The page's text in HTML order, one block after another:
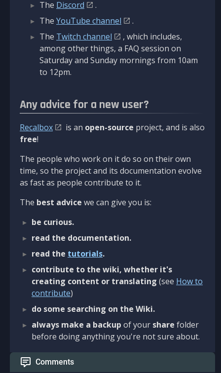
The Discord
.
The YouTube channel
.
The Twitch channel
, which includes,
among other things, a FAQ session on
Saturday and Sunday mornings from 10am
to 12pm.
Any advice for a new user?
Recalbox is an open-source project, and is also
free!
The people who work on it do so on their own
time, so the project and its documentation evolve
as fast as people contribute to it.
The best advice we can give you is:
be curious.
read the documentation.
read the tutorials.
contribute to the wiki, whether it's
creating content or translating (see How to
contribute)
do some searching on the Wiki.
always make a backup of your share folder
before doing anything you're not sure about.
Comments